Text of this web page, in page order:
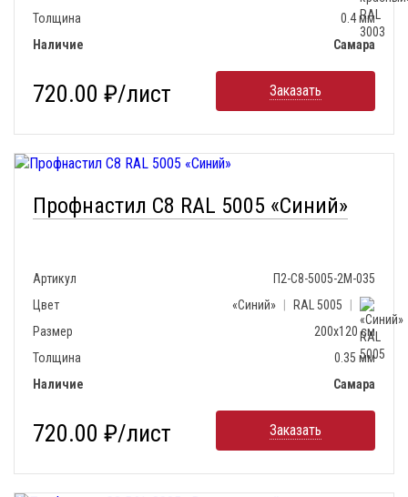
Толщина
0.4 мм
Наличие
Самара
720.00 ₽/лист Заказать
Профнастил С8 RAL 5005 «Синий»
Артикул
П2-С8-5005-2М-035
Цвет
«Синий» RAL 5005
Размер
200х120 см
Толщина
0.35 мм
Наличие
Самара
720.00 ₽/лист Заказать